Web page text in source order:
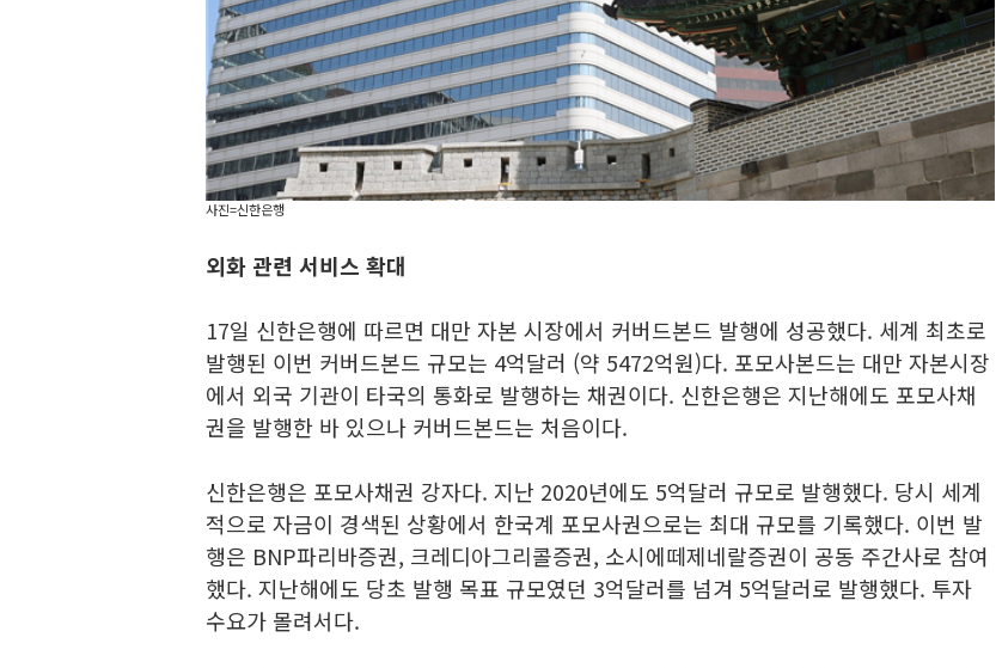
사진=신한은행
외화 관련 서비스 확대
17일 신한은행에 따르면 대만 자본 시장에서 커버드본드 발행에 성공했다. 세계 최초로
발행된 이번 커버드본드 규모는 4억달러 (약 5472억원)다. 포모사본드는 대만 자본시장
에서 외국 기관이 타국의 통화로 발행하는 채권이다. 신한은행은 지난해에도 포모사채
권을 발행한 바 있으나 커버드본드는 처음이다.
신한은행은 포모사채권 강자다. 지난 2020년에도 5억달러 규모로 발행했다. 당시 세계
적으로 자금이 경색된 상황에서 한국계 포모사권으로는 최대 규모를 기록했다. 이번 발
행은 BNP파리바증권, 크레디아그리콜증권, 소시에떼제네랄증권이 공동 주간사로 참여
했다. 지난해에도 당초 발행 목표 규모였던 3억달러를 넘겨 5억달러로 발행했다. 투자
수요가 몰려서다.